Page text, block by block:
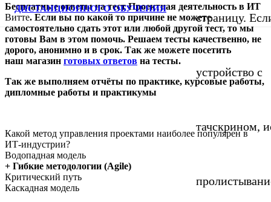
ДИСТАНЦИОННОГО ОБУЧЕНИЯ
страницу.
устройство с
тачскрином,
Бесплатные ответы на тест Проектная деятельность в ИТ
Витте. Если вы по какой то причине не можете
самостоятельно сдать этот или любой другой тест, то мы
готовы Вам в этом помочь. Решаем тесты качественно, не
дорого, анонимно и в срок. Так же можете посетить
наш магазин готовых ответов на тесты.
Так же выполняем отчёты по практике, курсовые работы,
дипломные работы и практикумы
Какой метод управления проектами наиболее популярен в
ИТ-индустрии?
Водопадная модель
+ Гибкие методологии (Agile)
Критический путь
Каскадная модель